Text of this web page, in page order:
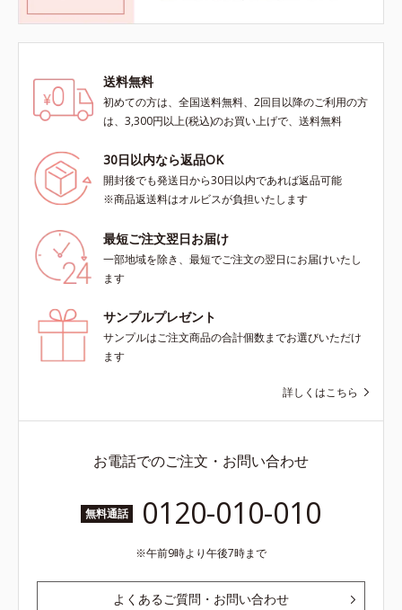
送料無料
初めての方は、全国送料無料、2回目以降のご利用の方
は、3,300円以上(税込)のお買い上げで、送料無料
30日以内なら返品OK
開封後でも発送日から30日以内であれば返品可能
※商品返送料はオルビスが負担いたします
最短ご注文翌日お届け
一部地域を除き、最短でご注文の翌日にお届けいたし
ます
サンプルプレゼント
サンプルはご注文商品の合計個数までお選びいただけ
ます
詳しくはこちら
お電話でのご注文・お問い合わせ
無料通話 0120-010-010
午前9時より午後7時まで
よくあるご質問・お問い合わせ